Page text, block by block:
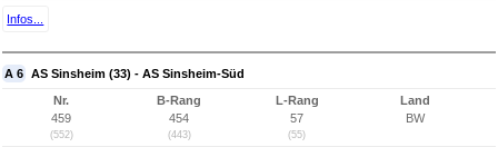
Infos...
A 6 AS Sinsheim (33) - AS Sinsheim-Süd
Nr.
459
(552)
B-Rang
454
(443)
L-Rang
57
(55)
Land
BW